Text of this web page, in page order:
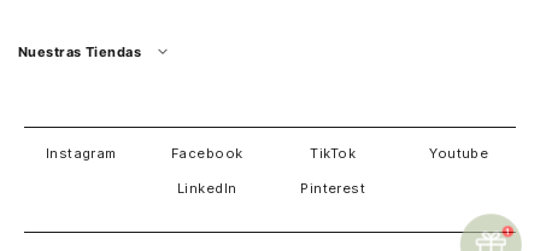
Costa Rica
Nuestras Tiendas
Instagram
Facebook TikTok Youtube
LinkedIn Pinterest